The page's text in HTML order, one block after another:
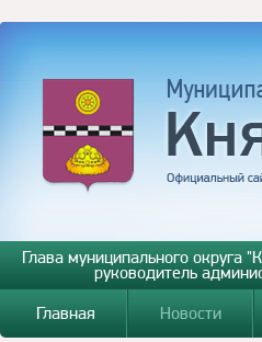
Глава муниципального округа
руководитель
Главная
Новости